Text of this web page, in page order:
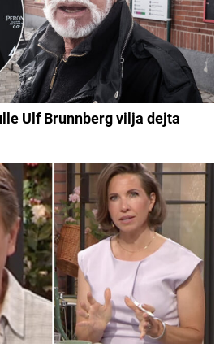
Ulf Brunnberg vilja dejta